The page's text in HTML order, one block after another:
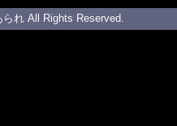
れ All Rights Reserved.